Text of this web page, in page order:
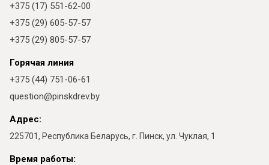
+375 (17) 551-62-00
+375 (29) 605-57-57
+375 (29) 805-57-57
Горячая линия
+375 (44) 751-06-61
question@pinskdrev.by
Адрес:
225701, Республика Беларусь, г. Пинск, ул. Чуклая, 1
Время работы: